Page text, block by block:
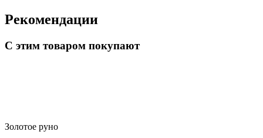
Рекомендации
С этим товаром покупают
Золотое руно